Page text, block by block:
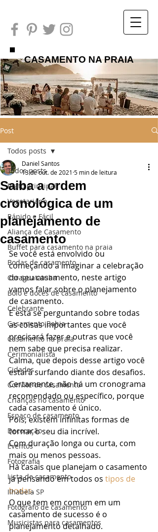
CASAMENTO NA PRAIA
Post
Todos posts
Prato principal
Vegetariano
Rápido e Fácil
Aliança de Casamento
Buffet para casamento na praia
Bodas de casamento
Caraguatatuba
Bolo e doces de casamento
Celebrante
Casamento Bahia
Casamento na praia
Cerimonialista
Cidades
Convite de casamento
Crianças no casamento
Espaço de casamento
Decoração
Eventos
Fotografia
Lista de casamento
Ilhabela SP
Fotógrafo de casamento
Musicistas para casamentos
Todos posts
Saiba a ordem
cronológica de um
planejamento de
casamento
Daniel Santos
13 de out. de 2021 5 min de leitura
Se você está envolvido ou
começando a imaginar a celebração
do seu casamento, neste artigo
vamos falar sobre o planejamento
de casamento.
E está se perguntando sobre todas
as coisas importantes que você
precisará fazer e outras que você
nem sabe que precisa realizar.
Calma, que depois desse artigo você
estará surfando diante dos desafios.
Certamente, não há um cronograma
recomendado ou específico, porque
cada casamento é único.
Pois, existem infinitas formas de
tornar o seu dia incrível.
Com duração longa ou curta, com
mais ou menos pessoas.
Há casais que planejam o casamento
já pensando em todos os tipos de
bodas.
O que tem em comum em um
casamento de sucesso é o
planejamento detalhado.